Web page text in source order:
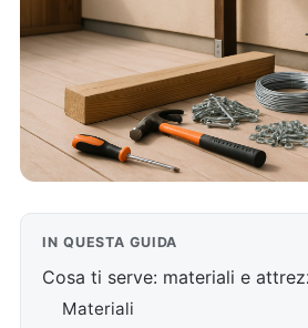
IN QUESTA GUIDA
Cosa ti serve: materiali e
Materiali